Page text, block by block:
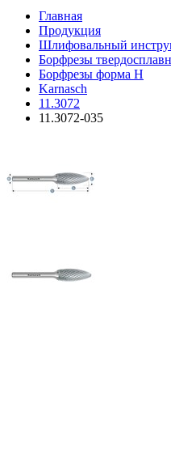
Главная
Продукция
Шлифовальный
Борфрезы
Борфрезы форма H
Karnasch
11.3072
11.3072-035